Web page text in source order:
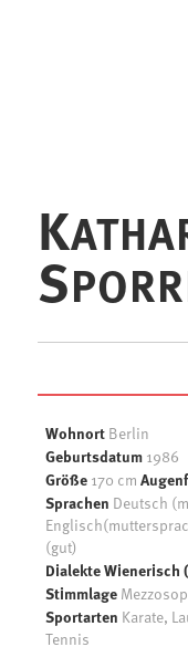
K
S
WohnortBerlin
Geburtsdatum 1986
Größe170 cm
Sprachen Deutsch
(gut)
Dialekte
Stimmlage
Sportarten Karate,
Tennis